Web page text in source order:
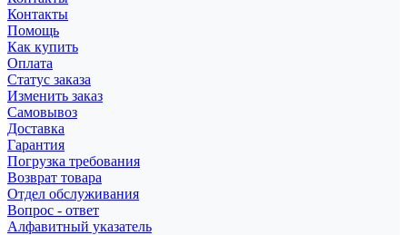
Контакты
Помощь
Как купить
Оплата
Статус заказа
Изменить заказ
Самовывоз
Доставка
Гарантия
Погрузка требования
Возврат товара
Отдел обслуживания
Вопрос - ответ
Алфавитный указатель